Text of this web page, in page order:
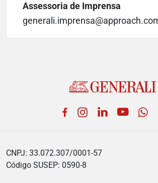
Assessoria de Imprensa
Facebook
CNPJ: 33.072.307/0001-57
Código SUSEP: 0590-8